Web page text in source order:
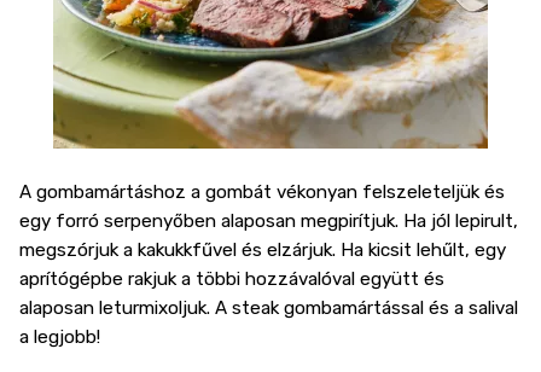
A gombamártáshoz a gombát vékonyan felszeleteljük és
egy forró serpenyőben alaposan megpirítjuk. Ha jól lepirult,
megszórjuk a kakukkfűvel és elzárjuk. Ha kicsit lehűlt, egy
aprítógépbe rakjuk a többi hozzávalóval együtt és
alaposan leturmixoljuk. A steak gombamártással és a salival
a legjobb!